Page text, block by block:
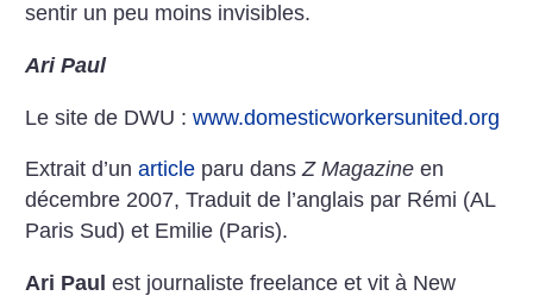
sentir un peu moins invisibles.
Ari Paul
Le site de DWU :www.domesticworkersunited.org
Extrait d’unarticle paru dansZ Magazine en
décembre 2007, Traduit de l’anglais par Rémi (AL
Paris Sud) et Emilie (Paris).
Ari Paul est journaliste freelance et vit à New